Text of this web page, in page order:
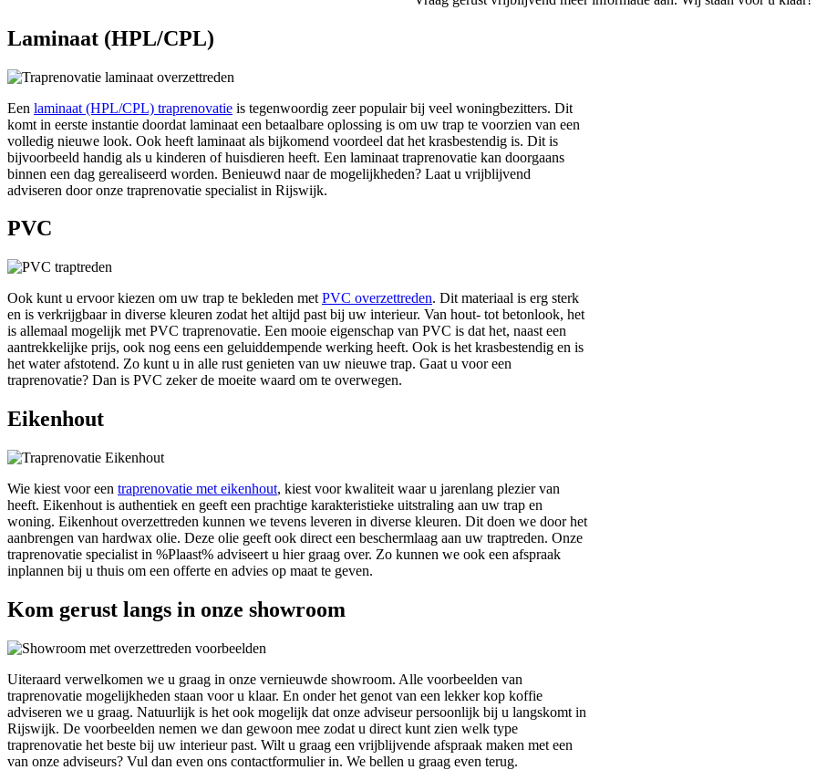
Laminaat (HPL/CPL)
Een laminaat (HPL/CPL) traprenovatie is tegenwoordig zeer populair bij veel woningbezitters. Dit
komt in eerste instantie doordat laminaat een betaalbare oplossing is om uw trap te voorzien van een
volledig nieuwe look. Ook heeft laminaat als bijkomend voordeel dat het krasbestendig is. Dit is
bijvoorbeeld handig als u kinderen of huisdieren heeft. Een laminaat traprenovatie kan doorgaans
binnen een dag gerealiseerd worden. Benieuwd naar de mogelijkheden? Laat u vrijblijvend
adviseren door onze traprenovatie specialist in Rijswijk.
PVC
Ook kunt u ervoor kiezen om uw trap te bekleden met PVC overzettreden. Dit materiaal is erg sterk
en is verkrijgbaar in diverse kleuren zodat het altijd past bij uw interieur. Van hout- tot betonlook, het
is allemaal mogelijk met PVC traprenovatie. Een mooie eigenschap van PVC is dat het, naast een
aantrekkelijke prijs, ook nog eens een geluiddempende werking heeft. Ook is het krasbestendig en is
het water afstotend. Zo kunt u in alle rust genieten van uw nieuwe trap. Gaat u voor een
traprenovatie? Dan is PVC zeker de moeite waard om te overwegen.
Eikenhout
Wie kiest voor een traprenovatie met eikenhout, kiest voor kwaliteit waar u jarenlang plezier van
heeft. Eikenhout is authentiek en geeft een prachtige karakteristieke uitstraling aan uw trap en
woning. Eikenhout overzettreden kunnen we tevens leveren in diverse kleuren. Dit doen we door het
aanbrengen van hardwax olie. Deze olie geeft ook direct een beschermlaag aan uw traptreden. Onze
traprenovatie specialist in %Plaast% adviseert u hier graag over. Zo kunnen we ook een afspraak
inplannen bij u thuis om een offerte en advies op maat te geven.
Kom gerust langs in onze showroom
Uiteraard verwelkomen we u graag in onze vernieuwde showroom. Alle voorbeelden van
traprenovatie mogelijkheden staan voor u klaar. En onder het genot van een lekker kop koffie
adviseren we u graag. Natuurlijk is het ook mogelijk dat onze adviseur persoonlijk bij u langskomt in
Rijswijk. De voorbeelden nemen we dan gewoon mee zodat u direct kunt zien welk type
traprenovatie het beste bij uw interieur past. Wilt u graag een vrijblijvende afspraak maken met een
van onze adviseurs? Vul dan even ons contactformulier in. We bellen u graag even terug.